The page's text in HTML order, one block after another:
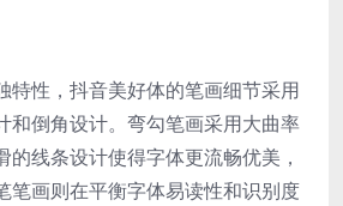
特性，抖音美好体的笔画细节采用
和倒角设计。弯勾笔画采用大曲率
的线条设计使得字体更流畅优美，
笔画则在平衡字体易读性和识别度